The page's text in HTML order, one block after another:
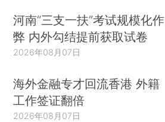
河南“三支一扶”考试规模化作
弊 内外勾结提前获取试卷
2026年08月07日
海外金融专才回流香港 外籍
工作签证翻倍
2026年08月07日